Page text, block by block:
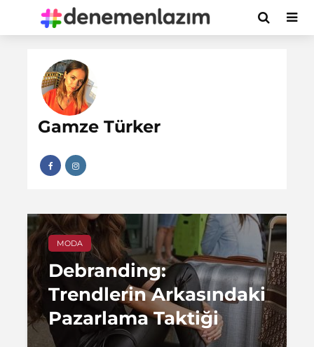
Gamze Türker
MODA
Debranding:
Trendlerin Arkasındaki
Pazarlama Taktiği